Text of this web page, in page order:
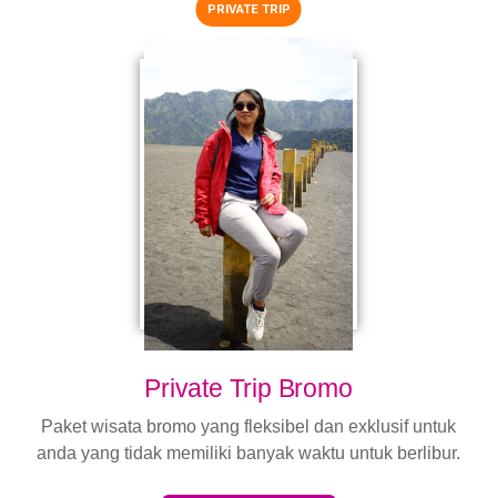
Private Trip Bromo
Paket wisata bromo yang fleksibel dan exklusif untuk
anda yang tidak memiliki banyak waktu untuk berlibur.
PRIVATE TRIP